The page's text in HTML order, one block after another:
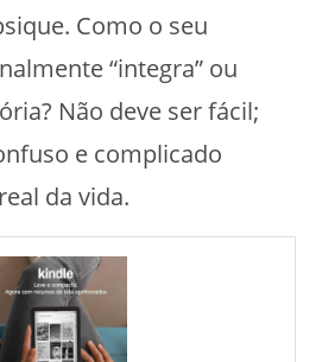
Como o seu
“integra” ou
Não deve ser fácil;
e complicado
da vida.